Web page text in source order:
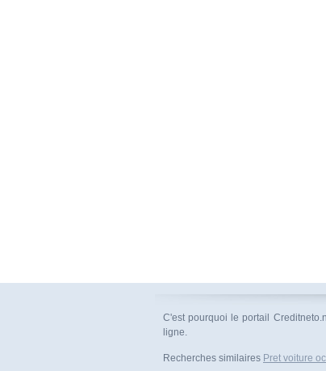
C'est pourquoi le portail
ligne.
Recherches similaires Pret voiture